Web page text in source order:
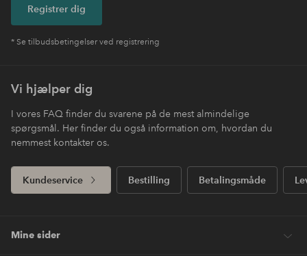
Registrer dig
* Se tilbudsbetingelser ved registrering
Vi hjælper dig
I vores FAQ finder du svarene på de mest almindelige
spørgsmål. Her finder du også information om, hvordan du
nemmest kontakter os.
Kundeservice Bestilling Betalingsmåde
Mine sider